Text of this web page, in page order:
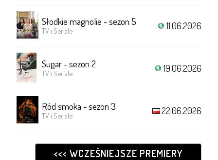
Słodkie magnolie - sezon 5
TV i Seriale 11.06.2026
Sugar - sezon 2
TV i Seriale 19.06.2026
Ród smoka - sezon 3
TV i Seriale 22.06.2026
<<< WCZEŚNIEJSZE PREMIERY